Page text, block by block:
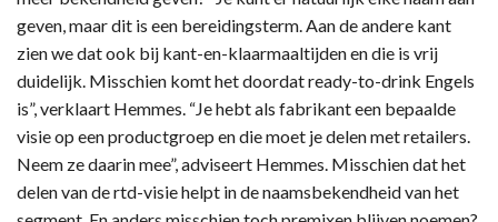
geven, maar dit is een bereidingsterm. Aan de andere kant
zien we dat ook bij kant-en-klaarmaaltijden en die is vrij
duidelijk. Misschien komt het doordat ready-to-drink Engels
is”, verklaart Hemmes. “Je hebt als fabrikant een bepaalde
visie op een productgroep en die moet je delen met retailers.
Neem ze daarin mee”, adviseert Hemmes. Misschien dat het
delen van de rtd-visie helpt in de naamsbekendheid van het